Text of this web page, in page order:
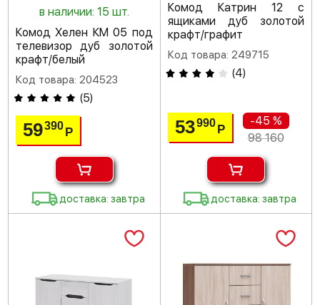
в наличии: 15 шт.
Комод Хелен КМ 05 под
телевизор дуб золотой
крафт/белый
Код товара: 204523
(5)
59390Р
доставка: завтра
Комод Катрин 12 с
ящиками дуб золотой
крафт/графит
Код товара: 249715
(4)
53990 Р
-45 %
98 160
доставка: завтра